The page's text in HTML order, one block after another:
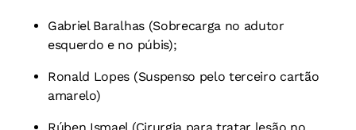
Gabriel Baralhas (Sobrecarga no adutor
esquerdo e no púbis);
Ronald Lopes (Suspenso pelo terceiro cartão
amarelo)